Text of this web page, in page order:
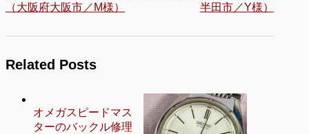
（大阪府大阪市／M様）
半田市／Y様）
Related Posts
オメガスピードマス
ターのバックル修理